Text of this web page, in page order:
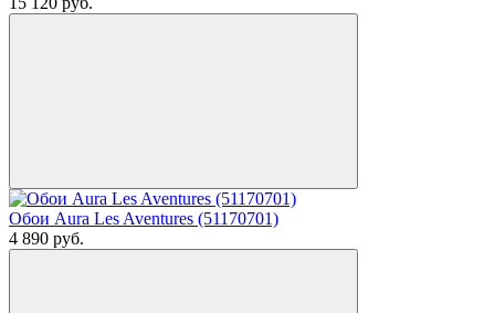
Обои Aura Les Aventures (51170701)
4 890 руб.